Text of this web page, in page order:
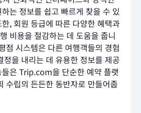
는 정보를 쉽고 빠르게 찾을 수 있
, 회원 등급에 따른 다양한 혜택과
비용을 절감하는 데 도움을 줍니
점 시스템은 다른 여행객들의 경험
정을 내리는 데 유용한 정보를 제공
은 Trip.com을 단순한 예약 플랫
수립의 든든한 동반자로 만들어줍